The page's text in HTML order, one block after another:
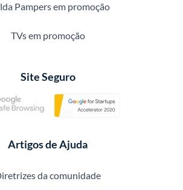
Pampers em promoção
TVs em promoção
Site Seguro
Artigos de Ajuda
da comunidade